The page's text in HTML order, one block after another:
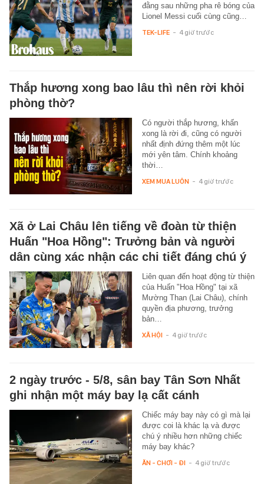
đằng sau những pha rê bóng của
Lionel Messi cuối cùng cũng…
TEK-LIFE - 4 giờ trước
Thắp hương xong bao lâu thì nên rời khỏi
phòng thờ?
Có người thắp hương, khấn
xong là rời đi, cũng có người
nhất định đứng thêm một lúc
mới yên tâm. Chính khoảng
thời…
XEM MUA LUÔN - 4 giờ trước
Xã ở Lai Châu lên tiếng về đoàn từ thiện
Huấn "Hoa Hồng": Trưởng bản và người
dân cùng xác nhận các chi tiết đáng chú ý
Liên quan đến hoạt động từ thiện
của Huấn "Hoa Hồng" tại xã
Mường Than (Lai Châu), chính
quyền địa phương, trưởng
bản…
XÃ HỘI - 4 giờ trước
2 ngày trước - 5/8, sân bay Tân Sơn Nhất
ghi nhận một máy bay lạ cất cánh
Chiếc máy bay này có gì mà lại
được coi là khác lạ và được
chú ý nhiều hơn những chiếc
máy bay khác?
ĂN - CHƠI - ĐI - 4 giờ trước